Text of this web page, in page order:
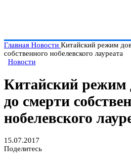
Главная Новости Китайский режим
собственного нобелевского лауреата
Новости
Китайский режим
до смерти
нобелевского
15.07.2017
Поделитесь